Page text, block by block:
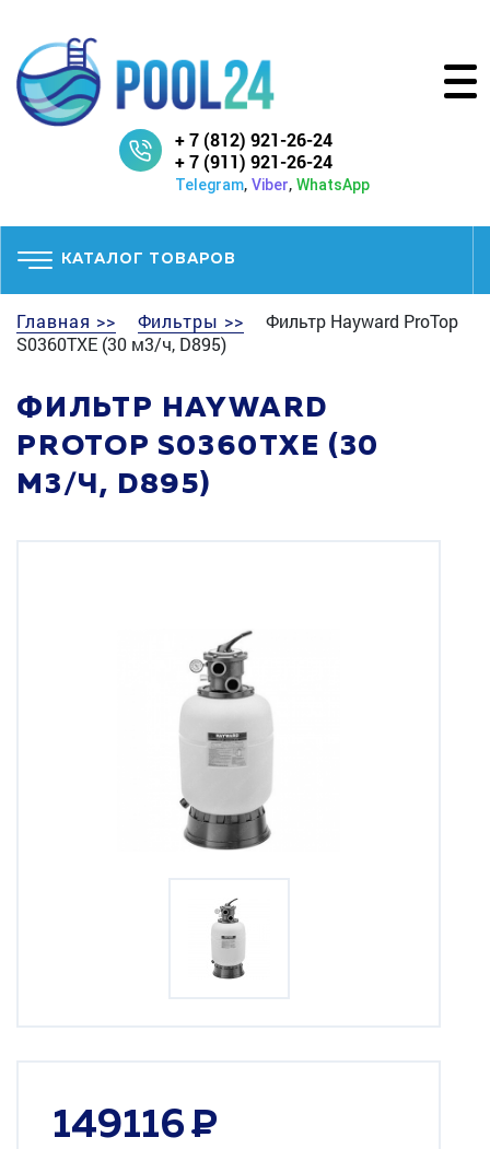
+ 7 (812) 921-26-24
+ 7 (911) 921-26-24
Telegram, Viber, WhatsApp
КАТАЛОГ ТОВАРОВ
Главная >> Фильтры >>
Фильтр Hayward ProTop
S0360TXE (30 м3/ч, D895)
ФИЛЬТР HAYWARD
PROTOP S0360TXE (30
М3/Ч, D895)
149116